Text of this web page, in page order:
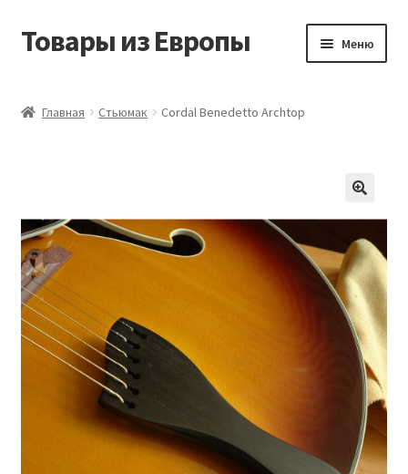
Перейти
Перейти
Товары из Европы Меню
Контакты
Корзина
Мой аккаунт
Оставить отзыв
Оформление заказа
Главная Стьюмак Cordal Benedetto Archtop